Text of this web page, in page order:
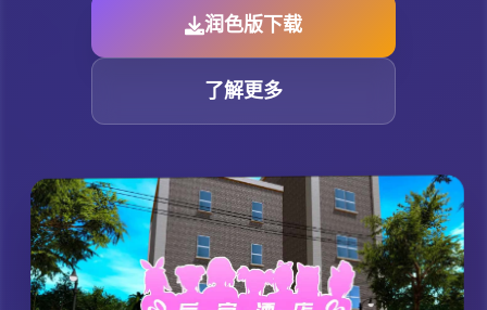
润色版下载
了解更多